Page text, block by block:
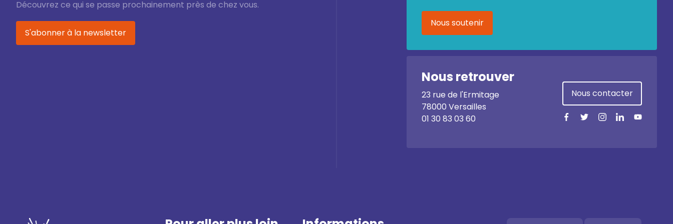
Découvrez ce qui se passe prochainement près de chez vous.
S'abonner à la newsletter
Nous soutenir
Nous retrouver
23 rue de l'Ermitage
78000 Versailles
01 30 83 03 60
Nous contacter